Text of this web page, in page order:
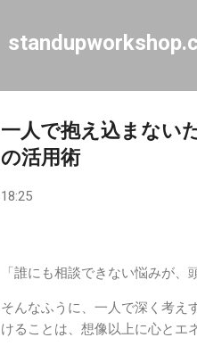
一人で抱え込まない
の活用術
18:25
「誰にも相談できない悩みが
そんなふうに、一人で深く考え
けることは、想像以上に心とエ